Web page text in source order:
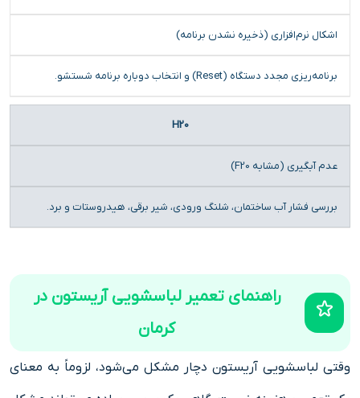
اشکال نرم‌افزاری (ذخیره نشدن برنامه)
برنامه‌ریزی مجدد دستگاه (Reset) و انتخاب دوباره برنامه شستشو.
H20
عدم آبگیری (مشابه F20)
بررسی فشار آب ساختمان، شلنگ ورودی، شیر برقی، هیدروستات و برد.
راهنمای تعمیر لباسشویی آریستون در
کرمان
وقتی لباسشویی آریستون دچار مشکل می‌شود، لزوماً به معنای